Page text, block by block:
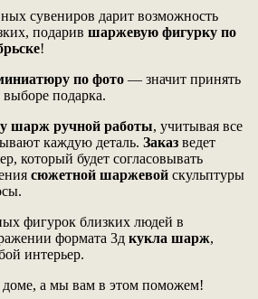
сувениров дарит возможность
подарив шаржевую фигурку по
!
по фото — значит принять
подарка.
шарж ручной работы, учитывая все
каждую деталь. Заказ ведет
который будет согласовывать
сюжетной шаржевой скульптуры
фигурок близких людей в
формата 3д кукла шарж,
интерьер.
а мы вам в этом поможем!